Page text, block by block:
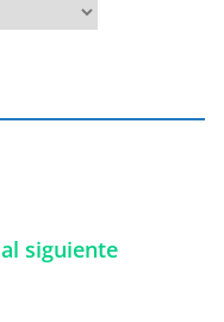
al siguiente